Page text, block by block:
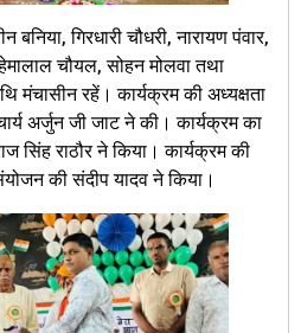
बनिया, गिरधारी चौधरी, नारायण पंवार,
चौयल, सोहन मोलवा तथा
मंचासीन रहें। कार्यक्रम की अध्यक्षता
अर्जुन जी जाट ने की। कार्यक्रम का
सिंह राठौर ने किया। कार्यक्रम की
की संदीप यादव ने किया।